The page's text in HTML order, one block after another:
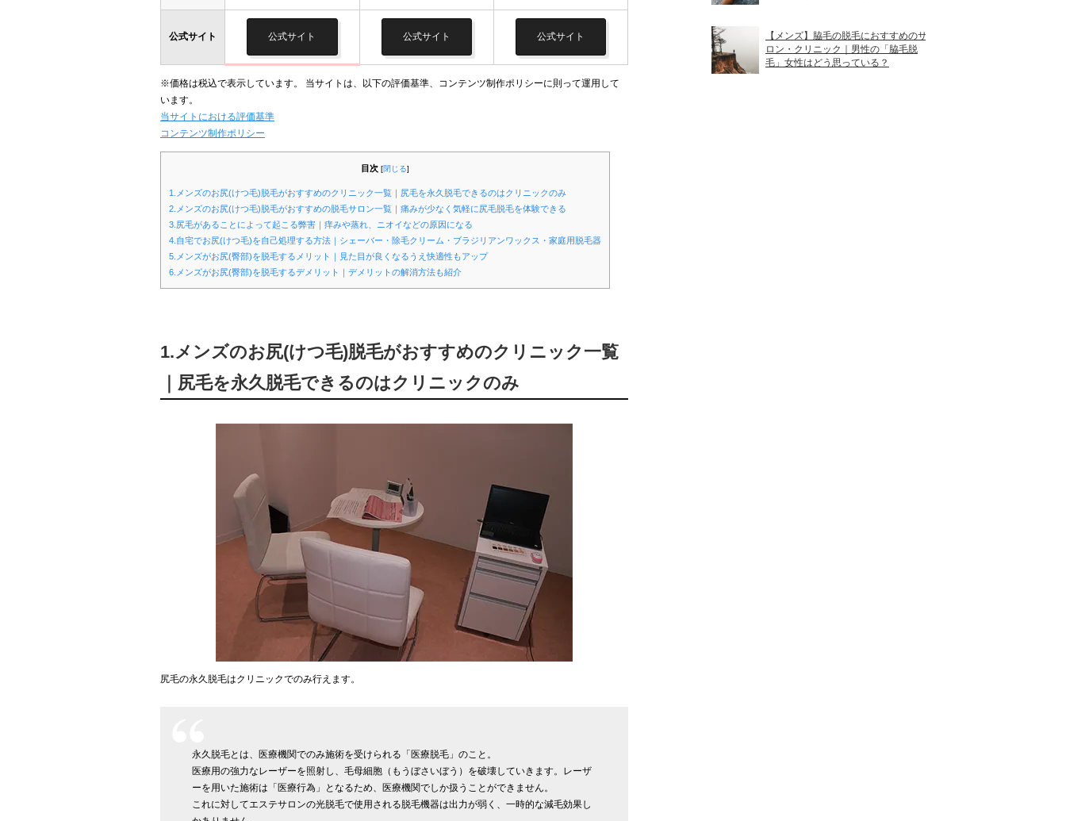
公式サイト 公式サイト 公式サイト 公式サイト
※価格は税込で表示しています。 当サイトは、以下の評価基準、コンテンツ制作ポリシーに則って運用して
います。
当サイトにおける評価基準
コンテンツ制作ポリシー
目次 [閉じる]
1.メンズのお尻(けつ毛)脱毛がおすすめのクリニック一覧｜尻毛を永久脱毛できるのはクリニックのみ
2.メンズのお尻(けつ毛)脱毛がおすすめの脱毛サロン一覧｜痛みが少なく気軽に尻毛脱毛を体験できる
3.尻毛があることによって起こる弊害｜痒みや蒸れ、ニオイなどの原因になる
4.自宅でお尻(けつ毛)を自己処理する方法｜シェーバー・除毛クリーム・ブラジリアンワックス・家庭用脱毛器
5.メンズがお尻(臀部)を脱毛するメリット｜見た目が良くなるうえ快適性もアップ
6.メンズがお尻(臀部)を脱毛するデメリット｜デメリットの解消方法も紹介
1.メンズのお尻(けつ毛)脱毛がおすすめのクリニック一覧
｜尻毛を永久脱毛できるのはクリニックのみ
尻毛の永久脱毛はクリニックでのみ行えます。
永久脱毛とは、医療機関でのみ施術を受けられる「医療脱毛」のこと。
医療用の強力なレーザーを照射し、毛母細胞（もうぼさいぼう）を破壊していきます。レーザ
ーを用いた施術は「医療行為」となるため、医療機関でしか扱うことができません。
これに対してエステサロンの光脱毛で使用される脱毛機器は出力が弱く、一時的な減毛効果し
【メンズ】脇毛の脱毛におすすめのサ
ロン・クリニック｜男性の「脇毛脱
毛」女性はどう思っている？